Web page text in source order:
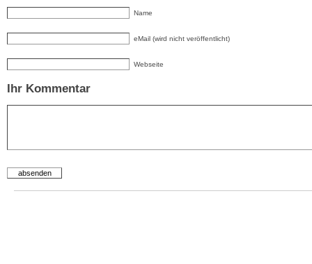
Name
eMail (wird nicht veröffentlicht)
Webseite
Ihr Kommentar